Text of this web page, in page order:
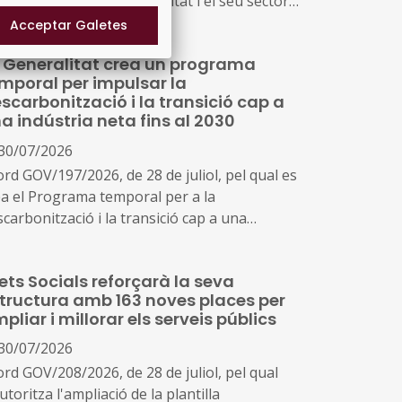
i Energies Renovables Públiques de
SAU (L'Energètica), i s'encarrega a
la provisió general de serveis en
de l'energia
Generalitat crea un programa
per impulsar la
i la transició cap a
indústria neta fins al 2030
07/2026
GOV/197/2026, de 28 de juliol, pel qual es
el Programa temporal per a la
i la transició cap a una
Socials reforçarà la seva
amb 163 noves places per
i millorar els serveis públics
07/2026
GOV/208/2026, de 28 de juliol, pel qual
l'ampliació de la plantilla